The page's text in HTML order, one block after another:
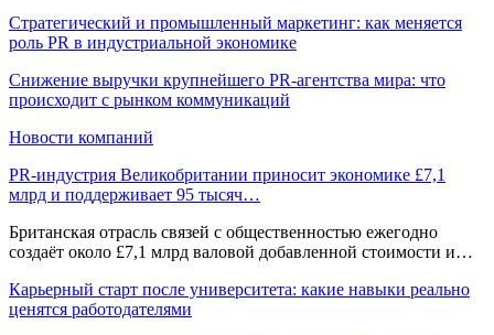
Стратегический и промышленный маркетинг: как меняется
роль PR в индустриальной экономике
Снижение выручки крупнейшего PR-агентства мира: что
происходит с рынком коммуникаций
Новости компаний
PR-индустрия Великобритании приносит экономике £7,1
млрд и поддерживает 95 тысяч…
Британская отрасль связей с общественностью ежегодно
создаёт около £7,1 млрд валовой добавленной стоимости и…
Карьерный старт после университета: какие навыки реально
ценятся работодателями